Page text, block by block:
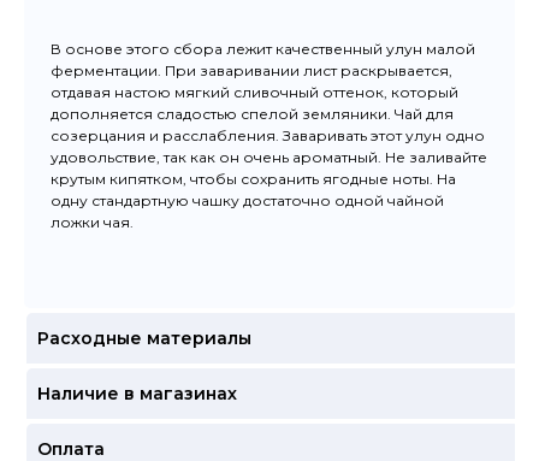
В основе этого сбора лежит качественный улун малой
ферментации. При заваривании лист раскрывается,
отдавая настою мягкий сливочный оттенок, который
дополняется сладостью спелой земляники. Чай для
созерцания и расслабления. Заваривать этот улун одно
удовольствие, так как он очень ароматный. Не заливайте
крутым кипятком, чтобы сохранить ягодные ноты. На
одну стандартную чашку достаточно одной чайной
ложки чая.
Расходные материалы
Наличие в магазинах
Оплата